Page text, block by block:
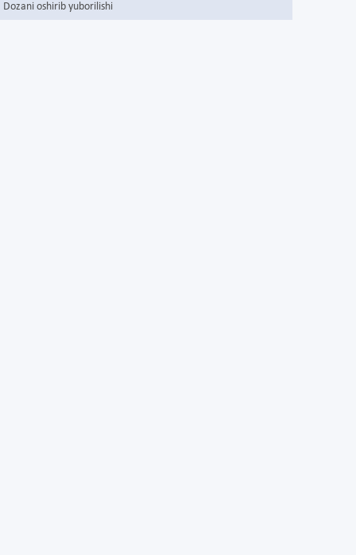
Dozani oshirib yuborilishi